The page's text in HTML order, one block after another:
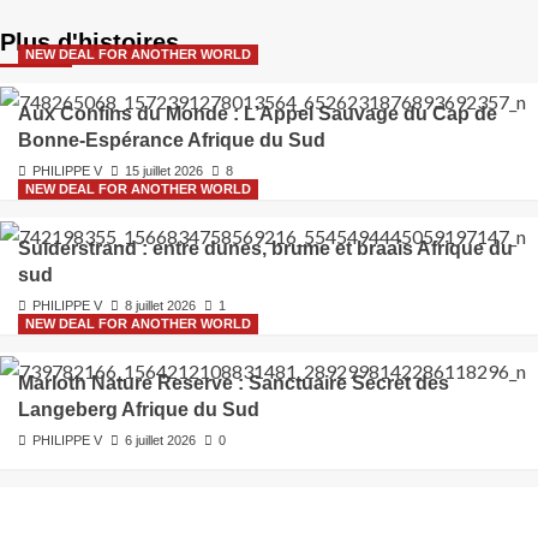
Plus d'histoires
NEW DEAL FOR ANOTHER WORLD
Aux Confins du Monde : L’Appel Sauvage du Cap de
Bonne-Espérance Afrique du Sud
PHILIPPE V 15 juillet 2026
8
NEW DEAL FOR ANOTHER WORLD
Suiderstrand : entre dunes, brume et braais Afrique du
sud
PHILIPPE V 8 juillet 2026
1
NEW DEAL FOR ANOTHER WORLD
Marloth Nature Reserve : Sanctuaire Secret des
Langeberg Afrique du Sud
PHILIPPE V 6 juillet 2026 0